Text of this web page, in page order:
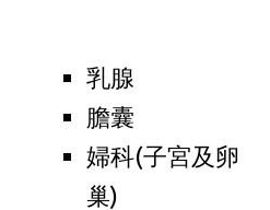
乳腺
膽囊
婦科(子宮及卵
巢)